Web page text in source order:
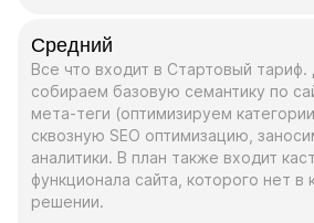
Средний
Все что входит в Стартовый тариф.
собираем базовую семантику по
мета-теги (оптимизируем
сквозную SEO оптимизацию,
аналитики. В план также входит
функционала сайта, которого нет в
решении.